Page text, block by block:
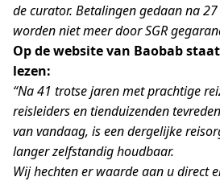
de curator. Betalingen gedaan na
worden niet meer door SGR
Op de website van Baobab
lezen:
“Na 41 trotse jaren met prachtige
reisleiders en tienduizenden
van vandaag, is een dergelijke
langer zelfstandig houdbaar.
Wij hechten er waarde aan u direct